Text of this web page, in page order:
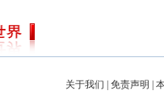
关于我们 免责声明